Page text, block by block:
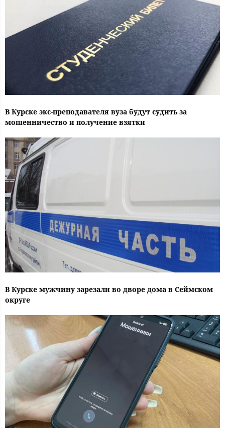
В Курске экс-преподавателя вуза будут судить за
мошенничество и получение взятки
В Курске мужчину зарезали во дворе дома в Сеймском
округе